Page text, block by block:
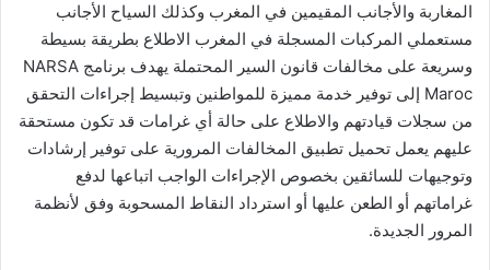
المغاربة والأجانب المقيمين في المغرب وكذلك السياح الأجانب
مستعملي المركبات المسجلة في المغرب الاطلاع بطريقة بسيطة
وسريعة على مخالفات قانون السير المحتملة يهدف برنامج NARSA
Maroc إلى توفير خدمة مميزة للمواطنين وتبسيط إجراءات التحقق
من سجلات قيادتهم والاطلاع على حالة أي غرامات قد تكون مستحقة
عليهم يعمل تحميل تطبيق المخالفات المرورية على توفير إرشادات
وتوجيهات للسائقين بخصوص الإجراءات الواجب اتباعها لدفع
غراماتهم أو الطعن عليها أو استرداد النقاط المسحوبة وفق لأنظمة
المرور الجديدة.